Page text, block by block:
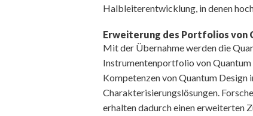
Halbleiterentwicklung, in denen
Erweiterung des Portfolios von
Mit der Übernahme werden die
Instrumentenportfolio von
Kompetenzen von Quantum
Charakterisierungslösungen.
erhalten dadurch einen erweiterten